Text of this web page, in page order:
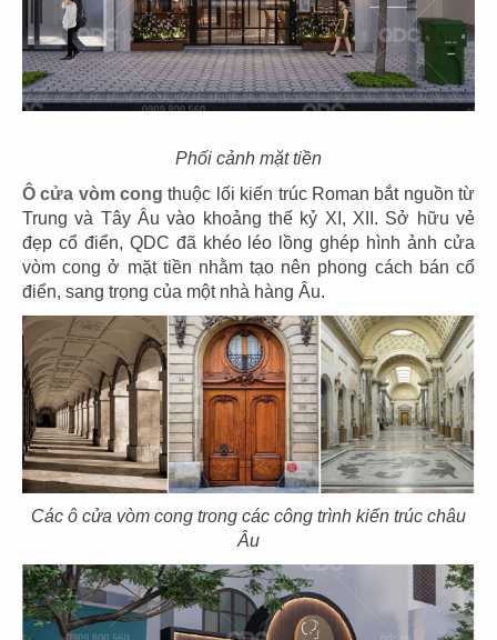
Phối cảnh mặt tiền
Ô cửa vòm congthuộc lối kiến trúc Roman bắt nguồn từ
Trung và Tây Âu vào khoảng thế kỷ XI, XII. Sở hữu vẻ
đẹp cổ điển, QDC đã khéo léo lồng ghép hình ảnh cửa
vòm cong ở mặt tiền nhằm tạo nên phong cách bán cổ
điển, sang trọng của một nhà hàng Âu.
Các ô cửa vòm cong trong các công trình kiến trúc châu
Âu
THIẾT KẾ THI CÔNG NHÀ HÀNG ÂU MY
MOTHER
Chủ đầu tư: Công ty TNHH My Mother
Diện tích: 83m2
Địa điểm: 72 Nguyễn Đình Chiểu, P. Đakao, Quận 1,
TP.HCM
CHI TIẾT